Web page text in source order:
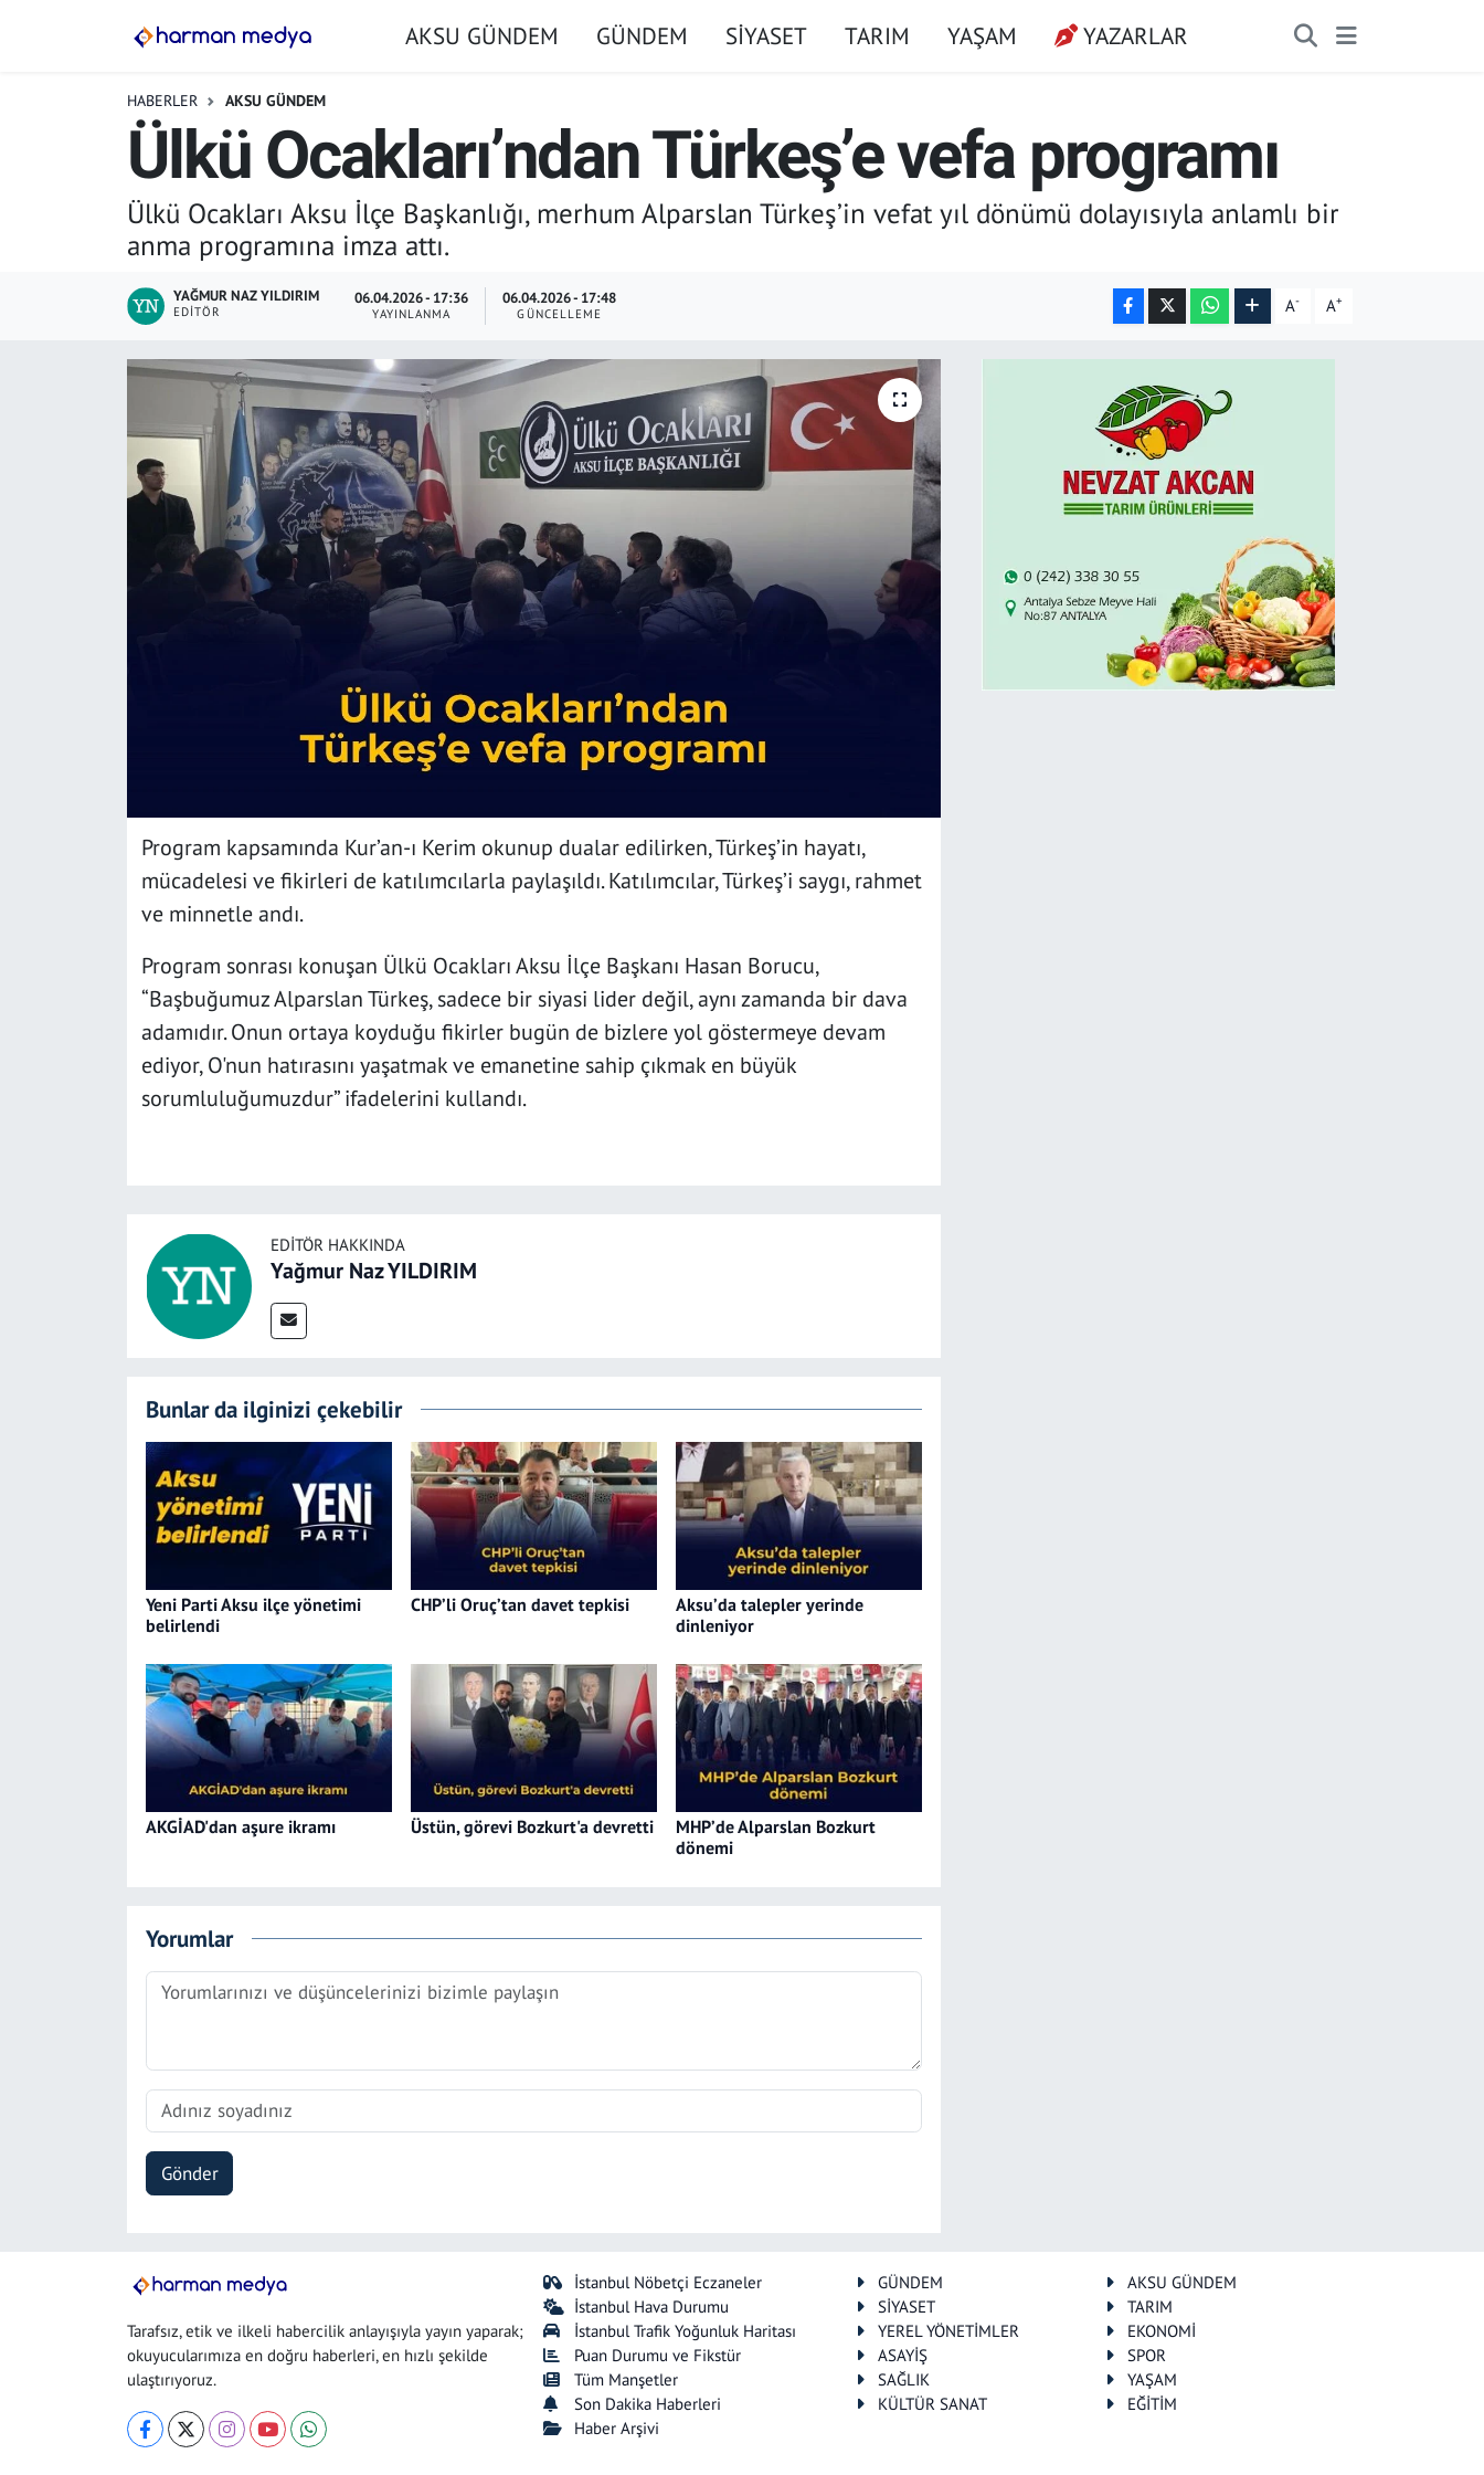
AKSU GÜNDEM GÜNDEM SİYASET TARIM YAŞAM YAZARLAR
HABERLER AKSU GÜNDEM
Ülkü Ocakları’ndan Türkeş’e vefa programı
Ülkü Ocakları Aksu İlçe Başkanlığı, merhum Alparslan Türkeş’in vefat yıl dönümü dolayısıyla anlamlı bir
anma programına imza attı.
YAĞMUR NAZ YILDIRIM
EDITÖR
06.04.2026 - 17:36
YAYINLANMA
06.04.2026 - 17:48
GÜNCELLEME A- A+
Program kapsamında Kur’an-ı Kerim okunup dualar edilirken, Türkeş’in hayatı,
mücadelesi ve fikirleri de katılımcılarla paylaşıldı. Katılımcılar, Türkeş’i saygı, rahmet
ve minnetle andı.
Program sonrası konuşan Ülkü Ocakları Aksu İlçe Başkanı Hasan Borucu,
“Başbuğumuz Alparslan Türkeş, sadece bir siyasi lider değil, aynı zamanda bir dava
adamıdır. Onun ortaya koyduğu fikirler bugün de bizlere yol göstermeye devam
ediyor, O'nun hatırasını yaşatmak ve emanetine sahip çıkmak en büyük
sorumluluğumuzdur” ifadelerini kullandı.
EDITÖR HAKKINDA
Yağmur Naz YILDIRIM
Bunlar da ilginizi çekebilir
Yeni Parti Aksu ilçe yönetimi
belirlendi
CHP’li Oruç’tan davet tepkisi
Aksu’da talepler yerinde
dinleniyor
AKGİAD'dan aşure ikramı Üstün, görevi Bozkurt'a devretti
MHP’de Alparslan Bozkurt
dönemi
Yorumlar
Gönder
Tarafsız, etik ve ilkeli habercilik anlayışıyla yayın yaparak;
okuyucularımıza en doğru haberleri, en hızlı şekilde
ulaştırıyoruz.
İstanbul Nöbetçi Eczaneler
İstanbul Hava Durumu
İstanbul Trafik Yoğunluk Haritası
Puan Durumu ve Fikstür
Tüm Manşetler
Son Dakika Haberleri
Haber Arşivi
GÜNDEM
AKSU GÜNDEM
SİYASET
TARIM
YEREL YÖNETİMLER
EKONOMİ
ASAYİŞ
SPOR
SAĞLIK
YAŞAM
KÜLTÜR SANAT
EĞİTİM
YEREL YÖNETİMLER
EKONOMİ
İstanbul Hava Durumu
İstanbul Trafik Yoğunluk Haritası
Süper Lig Puan Durumu ve Fikstür
Tüm Manşetler
Son Dakika Haberleri